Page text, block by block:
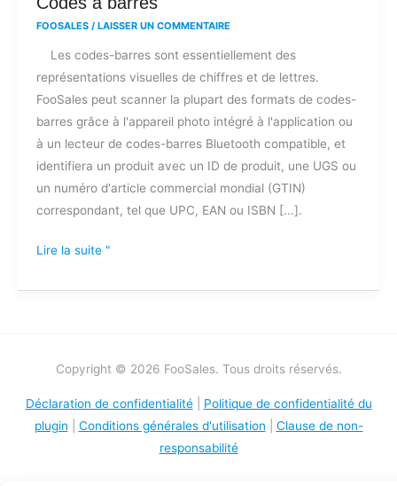
FOOSALES / LAISSER UN COMMENTAIRE
Les codes-barres sont essentiellement des
représentations visuelles de chiffres et de lettres.
FooSales peut scanner la plupart des formats de codes-
barres grâce à l'appareil photo intégré à l'application ou
à un lecteur de codes-barres Bluetooth compatible, et
identifiera un produit avec un ID de produit, une UGS ou
un numéro d'article commercial mondial (GTIN)
correspondant, tel que UPC, EAN ou ISBN [...].
à
Lire la suite "
Copyright © 2026 FooSales. Tous droits réservés.
Déclaration de confidentialité| Politique de confidentialité du
plugin
Conditions générales d'utilisation
Clause de non-
responsabilité